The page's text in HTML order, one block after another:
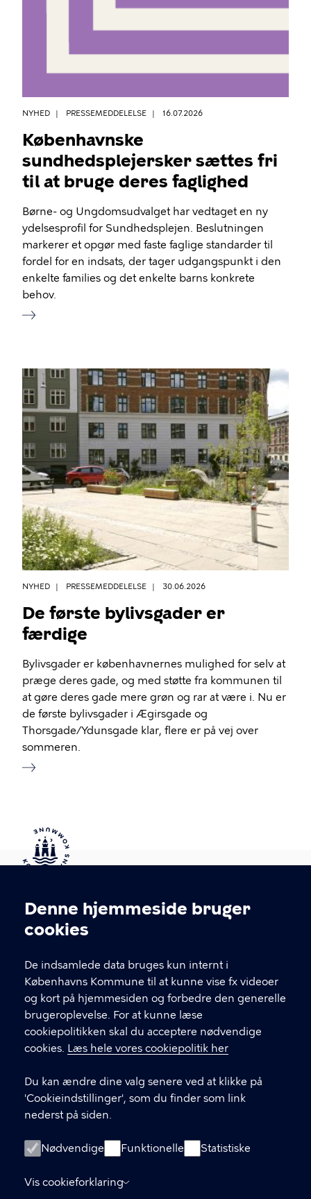
Cookieindstillinger
Denne hjemmeside bruger
cookies
De indsamlede data bruges kun internt i
Københavns Kommune til at kunne vise fx videoer
og kort på hjemmesiden og forbedre den generelle
brugeroplevelse. For at kunne læse
cookiepolitikken skal du acceptere nødvendige
cookies. Læs hele vores cookiepolitik her
Du kan ændre dine valg senere ved at klikke på
'Cookieindstillinger', som du finder som link
nederst på siden.
Nødvendige Funktionelle Statistiske
Vis cookieforklaring
NYHED PRESSEMEDDELELSE 16.07.2026
Københavnske
sundhedsplejersker sættes fri
til at bruge deres faglighed
Børne- og Ungdomsudvalget har vedtaget en ny
ydelsesprofil for Sundhedsplejen. Beslutningen
markerer et opgør med faste faglige standarder til
fordel for en indsats, der tager udgangspunkt i den
enkelte families og det enkelte barns konkrete
behov.
NYHED PRESSEMEDDELELSE 30.06.2026
De første bylivsgader er
færdige
Bylivsgader er københavnernes mulighed for selv at
præge deres gade, og med støtte fra kommunen til
at gøre deres gade mere grøn og rar at være i. Nu er
de første bylivsgader i Ægirsgade og
Thorsgade/Ydunsgade klar, flere er på vej over
sommeren.
Kontakt Københavns Kommune
T
fFind andre kontakter her
CVR-nummer64942212
GENVEJE
Digital Post
Databeskyttelse
Tilgængelighedserklæring
Om hjemmesiden